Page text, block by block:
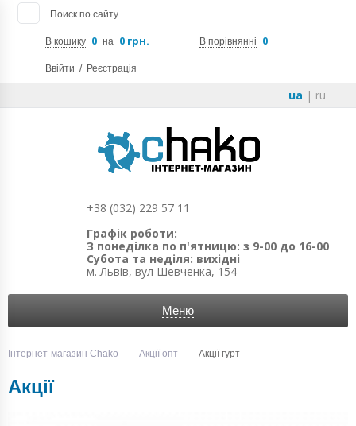
Поиск по сайту
В кошику 0 на 0 грн. В порівнянні 0
Ввійти / Реєстрація
ua | ru
+38 (032) 229 57 11
Графік роботи:
З понеділка по п'ятницю: з 9-00 до 16-00
Субота та неділя: вихідні
м. Львів, вул Шевченка, 154
Меню
Інтернет-магазин Chako Акції опт Акції гурт
Акції